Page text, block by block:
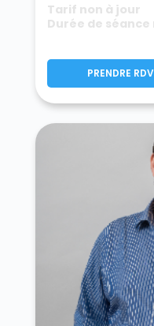
Tarif non à jour
Durée de
PRENDRE